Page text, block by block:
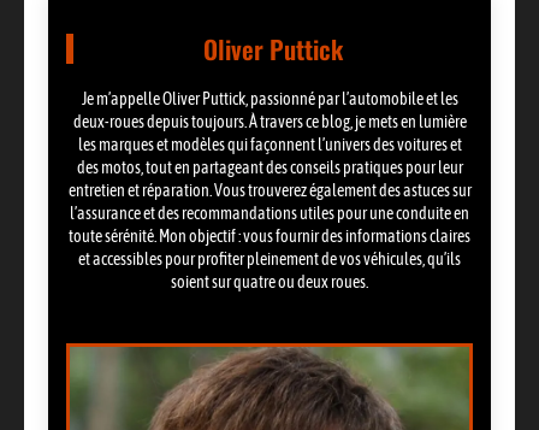
Oliver Puttick
Je m’appelle Oliver Puttick, passionné par l’automobile et les
deux-roues depuis toujours. À travers ce blog, je mets en lumière
les marques et modèles qui façonnent l’univers des voitures et
des motos, tout en partageant des conseils pratiques pour leur
entretien et réparation. Vous trouverez également des astuces sur
l’assurance et des recommandations utiles pour une conduite en
toute sérénité. Mon objectif : vous fournir des informations claires
et accessibles pour profiter pleinement de vos véhicules, qu’ils
soient sur quatre ou deux roues.